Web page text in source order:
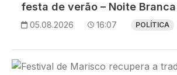
festa de verão – Noite
05.08.2026 16:07 POLÍTICA
Imagem